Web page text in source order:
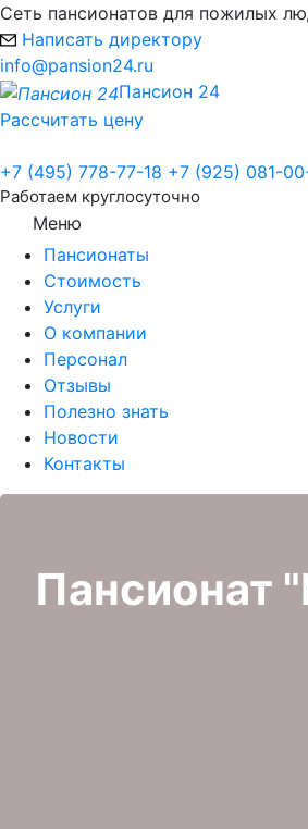
Сеть пансионатов для пожилых
Написать директору
info@pansion24.ru
Пансион 24
Рассчитать цену
+7 (495) 778-77-18 +7 (925) 081-
Работаем круглосуточно
Меню
Пансионаты
Стоимость
Услуги
О компании
Персонал
Отзывы
Полезно знать
Новости
Контакты
Пансионат